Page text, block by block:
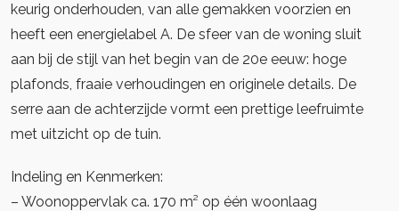
keurig onderhouden, van alle gemakken voorzien en
heeft een energielabel A. De sfeer van de woning sluit
aan bij de stijl van het begin van de 20e eeuw: hoge
plafonds, fraaie verhoudingen en originele details. De
serre aan de achterzijde vormt een prettige leefruimte
met uitzicht op de tuin.
Indeling en Kenmerken:
– Woonoppervlak ca. 170 m² op één woonlaag